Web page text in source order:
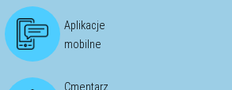
Aplikacje
mobilne
Cmentarz